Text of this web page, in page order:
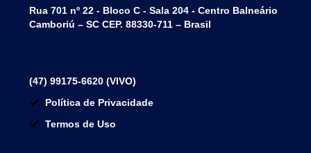
Rua 701 nº 22 - Bloco C - Sala 204 - Centro Balneário
Camboriú – SC CEP. 88330-711 – Brasil
(47) 99175-6620 (VIVO)
Política de Privacidade
Termos de Uso